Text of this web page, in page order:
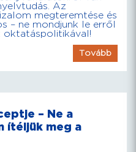
Az
megteremtése és
– ne mondjunk le erről
oktatáspolitikával!
Tovább
– Ne a
ítéljük meg a